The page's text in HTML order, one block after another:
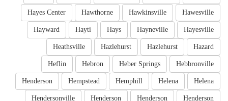
Hawesville
Hawkinsville
Hawthorne
Hayes Center
Hayesville
Hayneville
Hays
Hayti
Hayward
Hazard
Hazlehurst
Hazlehurst
Heathsville
Hebbronville
Heber Springs
Hebron
Heflin
Helena
Helena
Hemphill
Hempstead
Henderson
Henderson
Henderson
Henderson
Hendersonville